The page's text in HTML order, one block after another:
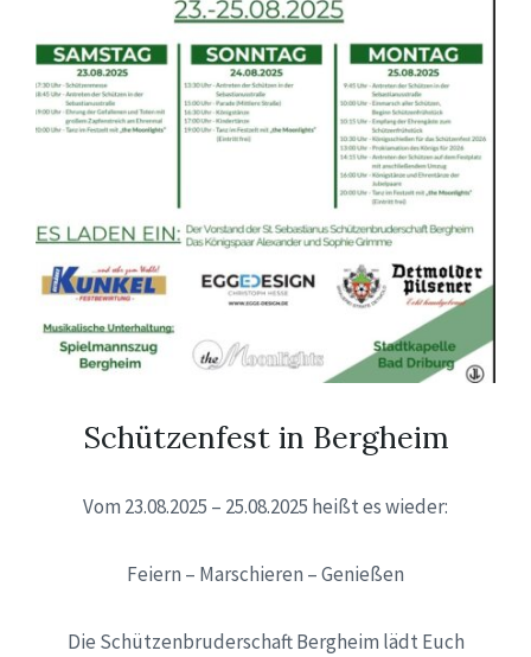
Schützenfest in Bergheim
Vom 23.08.2025 – 25.08.2025 heißt es wieder:
Feiern – Marschieren – Genießen
Die Schützenbruderschaft Bergheim lädt Euch